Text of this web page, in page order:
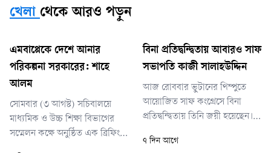
খেলা থেকে আরও পড়ুন
এমবাপ্পেকে দেশে আনার
পরিকল্পনা সরকারের: শাহে
আলম
সোমবার (৩ আগস্ট) সচিবালয়ে
মাধ্যমিক ও উচ্চ শিক্ষা বিভাগের
সম্মেলন কক্ষে অনুষ্ঠিত এক ব্রিফিংয়ে
বিনা প্রতিদ্বন্দ্বিতায় আবারও সাফ
সভাপতি কাজী সালাহউদ্দিন
আজ রোববার ভুটানের থিম্পুতে
আয়োজিত সাফ কংগ্রেসে বিনা
প্রতিদ্বন্দ্বিতায় তিনি জয়ী হয়েছেন।
টানা ১৭ বছর সংস্থাটির শীর্ষ পদে
৭ দিন আগে